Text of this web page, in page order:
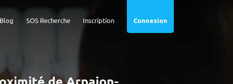
Connexion
Inscription
SOS Recherche
Blog